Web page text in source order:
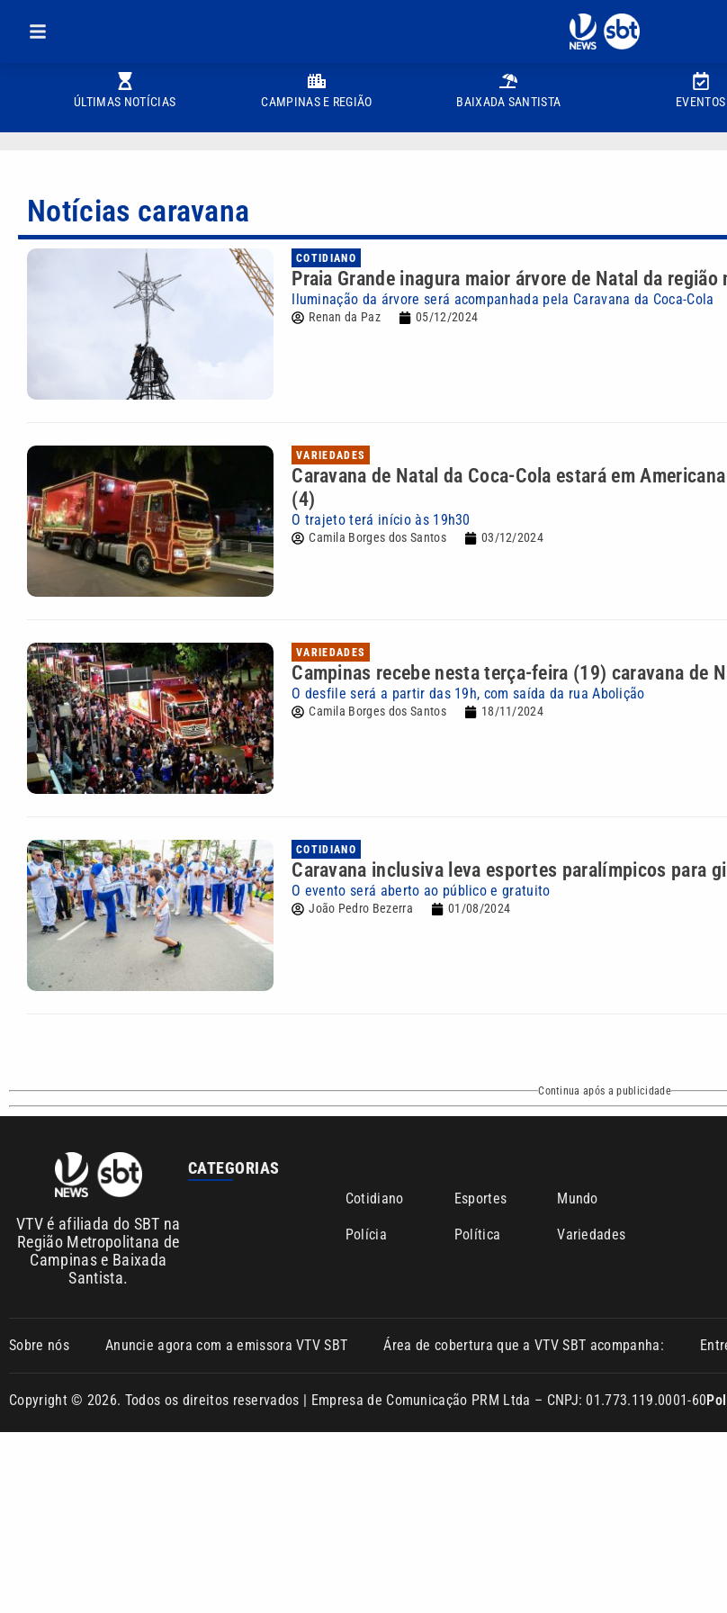
ÚLTIMAS NOTÍCIAS CAMPINAS E REGIÃO BAIXADA SANTISTA EVENTOS
Notícias caravana
COTIDIANO
Praia Grande inagura maior árvore de Natal da região
Iluminação da árvore será acompanhada pela Caravana da Coca-Cola
Renan da Paz 05/12/2024
VARIEDADES
Caravana de Natal da Coca-Cola estará em
(4)
O trajeto terá início às 19h30
Camila Borges dos Santos 03/12/2024
VARIEDADES
Campinas recebe nesta terça-feira (19) caravana de
O desfile será a partir das 19h, com saída da rua Abolição
Camila Borges dos Santos 18/11/2024
COTIDIANO
Caravana inclusiva leva esportes paralímpicos para
O evento será aberto ao público e gratuito
João Pedro Bezerra 01/08/2024
Continua após a publicidade
VTV é afiliada do SBT na
Região Metropolitana de
Campinas e Baixada
Santista.
CATEGORIAS
Cotidiano Esportes Mundo
Polícia Política Variedades
Sobre nós Anuncie agora com a emissora VTV SBT Área de cobertura que a VTV SBT acompanha:
Copyright © 2026. Todos os direitos reservados | Empresa de Comunicação PRM Ltda – CNPJ: 01.773.119.0001-60